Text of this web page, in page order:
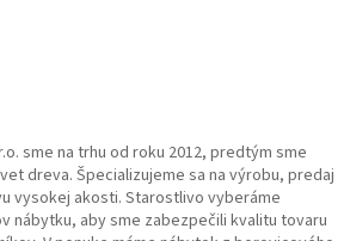
sme na trhu od roku 2012, predtým sme
dreva. Špecializujeme sa na výrobu, predaj
vysokej akosti. Starostlivo vyberáme
nábytku, aby sme zabezpečili kvalitu tovaru